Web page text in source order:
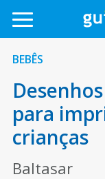
BEBÊS
para
crianças
Baltasar